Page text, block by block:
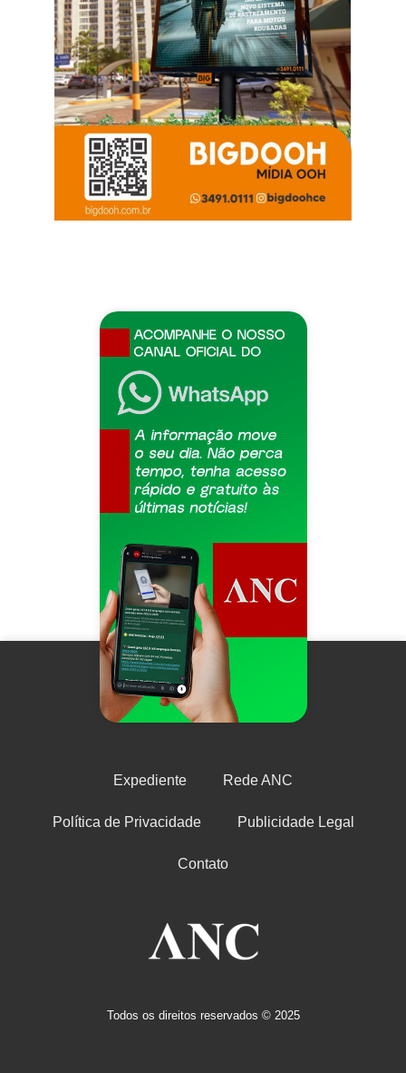
Expediente Rede ANC
Política de Privacidade Publicidade Legal
Contato
Todos os direitos reservados © 2025